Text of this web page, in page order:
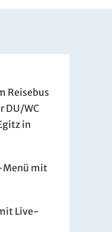
Reisebus
DU/WC
in
Menü mit
Live-